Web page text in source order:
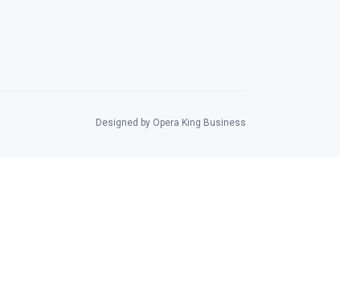
Designed by Opera King Business